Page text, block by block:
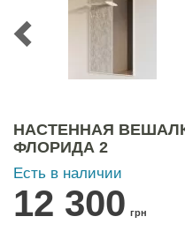
НАСТЕННАЯ
ФЛОРИДА 2
Есть в наличии
12 300 грн